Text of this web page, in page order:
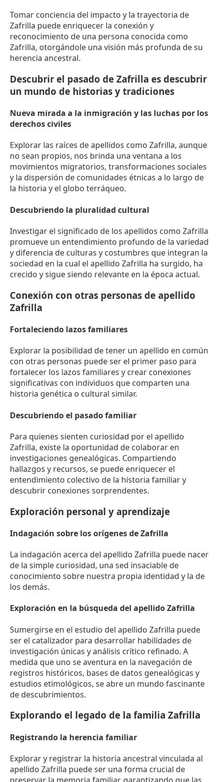
Tomar conciencia del impacto y la trayectoria de
Zafrilla puede enriquecer la conexión y
reconocimiento de una persona conocida como
Zafrilla, otorgándole una visión más profunda de su
herencia ancestral.
Descubrir el pasado de Zafrilla es descubrir
un mundo de historias y tradiciones
Nueva mirada a la inmigración y las luchas por los
derechos civiles
Explorar las raíces de apellidos como Zafrilla, aunque
no sean propios, nos brinda una ventana a los
movimientos migratorios, transformaciones sociales
y la dispersión de comunidades étnicas a lo largo de
la historia y el globo terráqueo.
Descubriendo la pluralidad cultural
Investigar el significado de los apellidos como Zafrilla
promueve un entendimiento profundo de la variedad
y diferencia de culturas y costumbres que integran la
sociedad en la cual el apellido Zafrilla ha surgido, ha
crecido y sigue siendo relevante en la época actual.
Conexión con otras personas de apellido
Zafrilla
Fortaleciendo lazos familiares
Explorar la posibilidad de tener un apellido en común
con otras personas puede ser el primer paso para
fortalecer los lazos familiares y crear conexiones
significativas con individuos que comparten una
historia genética o cultural similar.
Descubriendo el pasado familiar
Para quienes sienten curiosidad por el apellido
Zafrilla, existe la oportunidad de colaborar en
investigaciones genealógicas. Compartiendo
hallazgos y recursos, se puede enriquecer el
entendimiento colectivo de la historia familiar y
descubrir conexiones sorprendentes.
Exploración personal y aprendizaje
Indagación sobre los orígenes de Zafrilla
La indagación acerca del apellido Zafrilla puede nacer
de la simple curiosidad, una sed insaciable de
conocimiento sobre nuestra propia identidad y la de
los demás.
Exploración en la búsqueda del apellido Zafrilla
Sumergirse en el estudio del apellido Zafrilla puede
ser el catalizador para desarrollar habilidades de
investigación únicas y análisis crítico refinado. A
medida que uno se aventura en la navegación de
registros históricos, bases de datos genealógicas y
estudios etimológicos, se abre un mundo fascinante
de descubrimientos.
Explorando el legado de la familia Zafrilla
Registrando la herencia familiar
Explorar y registrar la historia ancestral vinculada al
apellido Zafrilla puede ser una forma crucial de